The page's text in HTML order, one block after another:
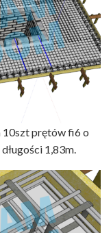
10szt prętów fi6 o
1,83m.